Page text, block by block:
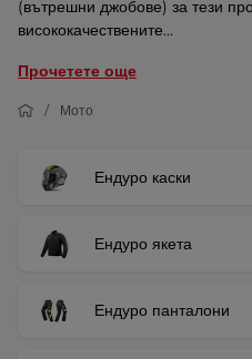
(вътрешни джобове) за тези
висококачествените...
Прочетете още
Мото
Ендуро каски
Ендуро якета
Ендуро панталони